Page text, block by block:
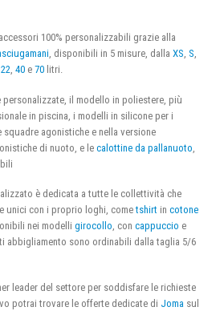
100% personalizzabili grazie alla
, disponibili in 5 misure, dalla XS, S,
22, 40 e 70 litri.
il modello in poliestere, più
in piscina, i modelli in silicone per i
agonistiche e nella versione
di nuoto, e le calottine da pallanuoto
è dedicata a tutte le collettività che
unici con i proprio loghi, cometshirt in cotone
nei modelli girocollo , con cappuccio e
abbigliamento sono ordinabili dalla taglia 5/6
leader del settore per soddisfare le richieste
potrai trovare le offerte dedicate di Joma sul